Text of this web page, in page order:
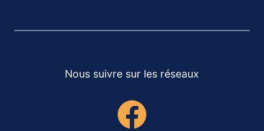
Nous suivre sur les réseaux